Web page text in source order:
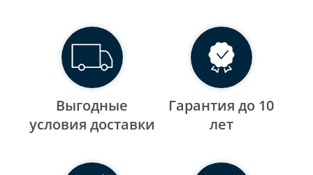
Выгодные
уcловия доставки
Гарантия до 10
лет